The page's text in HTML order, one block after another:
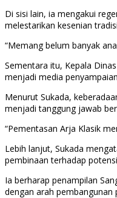
Di sisi lain, ia mengakui
melestarikan kesenian
“Memang belum banyak
Sementara itu, Kepala
menjadi media
Menurut Sukada,
menjadi tanggung jawab
“Pementasan Arja Klasik
Lebih lanjut, Sukada
pembinaan terhadap
Ia berharap penampilan
dengan arah